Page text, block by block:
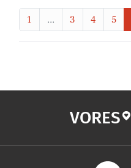
1 ... 3 4 5
VORES